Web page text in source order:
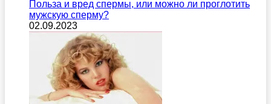
Польза и вред спермы, или можно ли проглотить
мужскую сперму?
02.09.2023